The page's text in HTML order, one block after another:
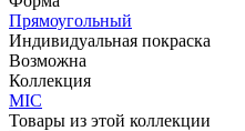
Прямоугольный
Индивидуальная покраска
Возможна
Коллекция
MIC
Товары из этой коллекции